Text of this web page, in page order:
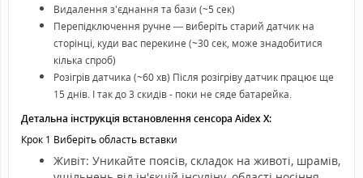
Видалення з'єднання та бази (~5 сек)
Перепідключення ручне — виберіть старий датчик на
сторінці, куди вас перекине (~30 сек, може знадобитися
кілька спроб)
Розігрів датчика (~60 хв) Після розігріву датчик працює ще
15 днів. І так до 3 скидів - поки не сяде батарейка.
Детальна інструкція встановлення сенсора Aidex X:
Крок 1 Виберіть область вставки
Живіт: Уникайте поясів, складок на животі, шрамів,